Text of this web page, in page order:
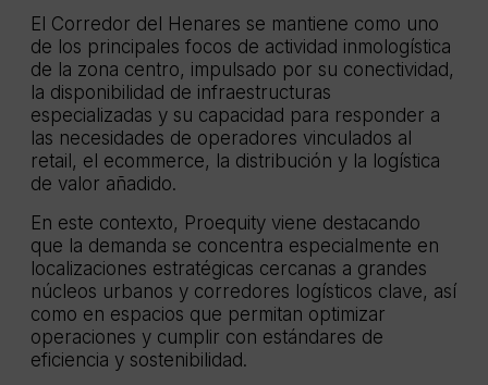
El Corredor del Henares se mantiene como uno
de los principales focos de actividad inmologística
de la zona centro, impulsado por su conectividad,
la disponibilidad de infraestructuras
especializadas y su capacidad para responder a
las necesidades de operadores vinculados al
retail, el ecommerce, la distribución y la logística
de valor añadido.
En este contexto, Proequity viene destacando
que la demanda se concentra especialmente en
localizaciones estratégicas cercanas a grandes
núcleos urbanos y corredores logísticos clave, así
como en espacios que permitan optimizar
operaciones y cumplir con estándares de
eficiencia y sostenibilidad.